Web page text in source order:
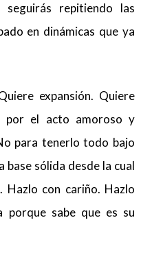
repitiendo las
en dinámicas que ya
expansión. Quiere
por el acto amoroso y
para tenerlo todo bajo
sólida desde la cual
Hazlo con cariño. Hazlo
porque sabe que es su